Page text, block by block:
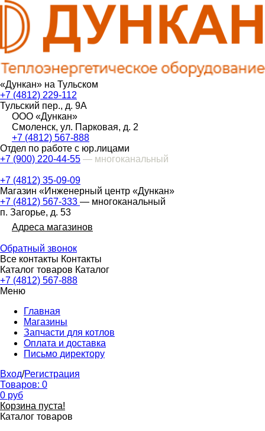
«Дункан» на Тульском
+7 (4812) 229-112
Тульский пер., д. 9А
ООО «Дункан»
Смоленск, ул. Парковая, д. 2
+7 (4812) 567-888
Отдел по работе с юр.лицами
+7 (900) 220-44-55 — многоканальный
+7 (4812) 35-09-09
Магазин «Инженерный центр «Дункан»
+7 (4812) 567-333 — многоканальный
п. Загорье, д. 53
Адреса магазинов
Обратный звонок
Все контакты Контакты
Каталог товаров Каталог
+7 (4812) 567-888
Меню
Главная
Магазины
Запчасти для котлов
Оплата и доставка
Письмо директору
Вход/Регистрация
Товаров: 0
0 руб
Корзина пуста!
Каталог товаров